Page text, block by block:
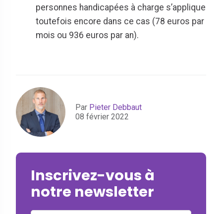
personnes handicapées à charge s’applique
toutefois encore dans ce cas (78 euros par
mois ou 936 euros par an).
Par Pieter Debbaut
08 février 2022
Inscrivez-vous à
notre newsletter